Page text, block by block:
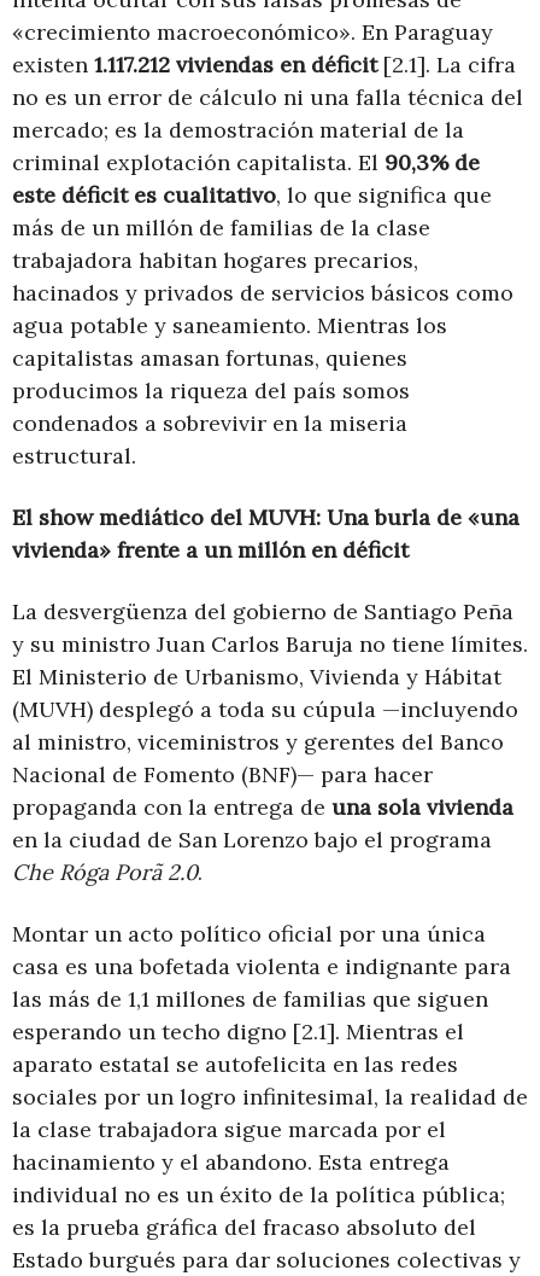
«crecimiento macroeconómico». En Paraguay
existen 1.117.212 viviendas en déficit[2.1]. La cifra
no es un error de cálculo ni una falla técnica del
mercado; es la demostración material de la
criminal explotación capitalista. El 90,3% de
este déficit es cualitativo, lo que significa que
más de un millón de familias de la clase
trabajadora habitan hogares precarios,
hacinados y privados de servicios básicos como
agua potable y saneamiento. Mientras los
capitalistas amasan fortunas, quienes
producimos la riqueza del país somos
condenados a sobrevivir en la miseria
estructural.
El show mediático del MUVH: Una burla de «una
vivienda» frente a un millón en déficit
La desvergüenza del gobierno de Santiago Peña
y su ministro Juan Carlos Baruja no tiene límites.
El Ministerio de Urbanismo, Vivienda y Hábitat
(MUVH) desplegó a toda su cúpula —incluyendo
al ministro, viceministros y gerentes del Banco
Nacional de Fomento (BNF)— para hacer
propaganda con la entrega de una sola vivienda
en la ciudad de San Lorenzo bajo el programa
Che Róga Porã 2.0.
Montar un acto político oficial por una única
casa es una bofetada violenta e indignante para
las más de 1,1 millones de familias que siguen
esperando un techo digno [2.1]. Mientras el
aparato estatal se autofelicita en las redes
sociales por un logro infinitesimal, la realidad de
la clase trabajadora sigue marcada por el
hacinamiento y el abandono. Esta entrega
individual no es un éxito de la política pública;
es la prueba gráfica del fracaso absoluto del
Estado burgués para dar soluciones colectivas y